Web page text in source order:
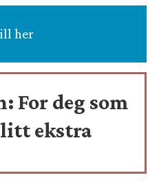
her
For deg som
ekstra